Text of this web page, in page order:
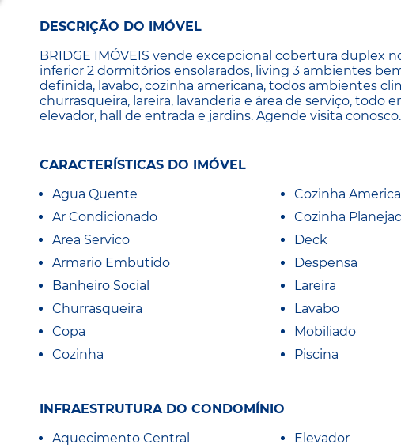
DESCRIÇÃO DO IMÓVEL
BRIDGE IMÓVEIS vende excepcional cobertura duplex
inferior 2 dormitórios ensolarados, living 3 ambientes
definida, lavabo, cozinha americana, todos ambientes
churrasqueira, lareira, lavanderia e área de serviço, todo
elevador, hall de entrada e jardins. Agende visita conosco.
CARACTERÍSTICAS DO IMÓVEL
Agua Quente
Ar Condicionado
Area Servico
Armario Embutido
Banheiro Social
Churrasqueira
Copa
Cozinha
Cozinha
Cozinha
Deck
Despensa
Lareira
Lavabo
Mobiliado
Piscina
INFRAESTRUTURA DO CONDOMÍNIO
Aquecimento Central
Elevador